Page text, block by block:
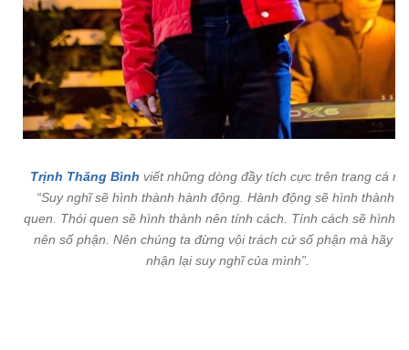
Trịnh Thăng Bình viết những dòng đầy tích cực trên trang cá
“Suy nghĩ sẽ hình thành hành động. Hành động sẽ hình thành
quen. Thói quen sẽ hình thành nên tính cách. Tính cách sẽ hình
nên số phận. Nên chúng ta đừng vội trách cứ số phận mà hãy
nhận lại suy nghĩ của mình”.